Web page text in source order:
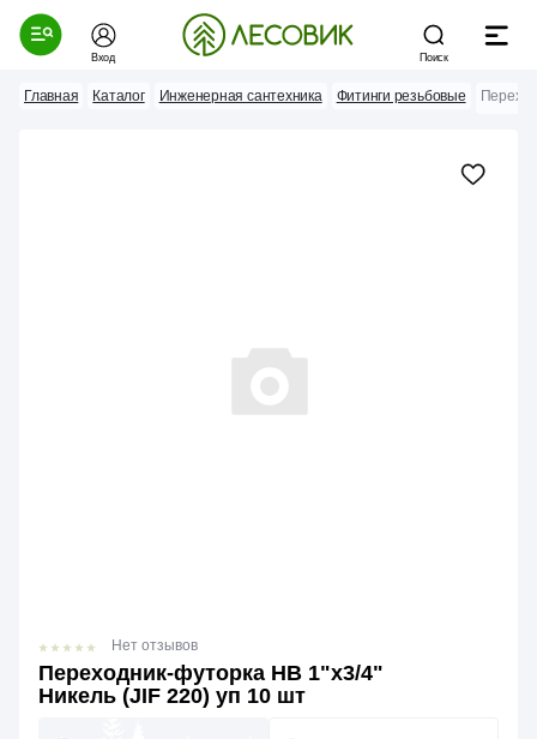
Вход Поиск
Главная Каталог Инженерная сантехника Фитинги резьбовые
Переходник-футорка НВ 1"х3/4"
Никель (JIF 220) уп 10 шт
Нет отзывов